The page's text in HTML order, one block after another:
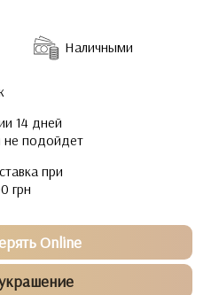
Наличными
14 дней
не подойдет
при
грн
Online